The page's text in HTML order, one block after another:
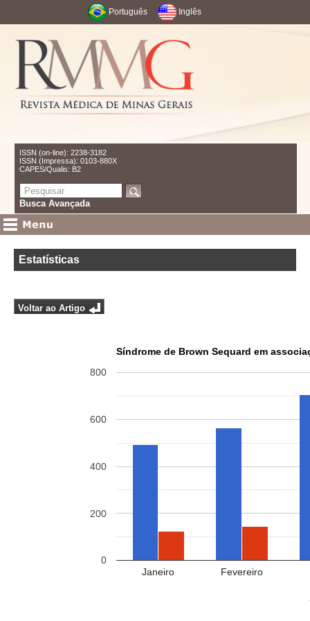
Português Inglês
ISSN (on-line): 2238-3182
ISSN (Impressa): 0103-880X
CAPES/Qualis: B2
Busca Avançada
Estatísticas
Voltar ao Artigo
Síndrome de Brown Sequard em
Janeiro Fevereiro
0
200
400
600
800